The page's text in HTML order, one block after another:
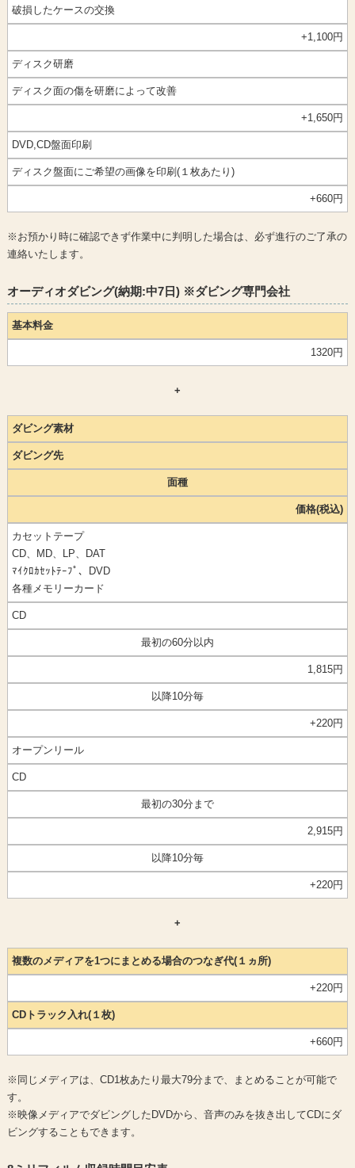
破損したケースの交換
+1,100円
ディスク研磨
ディスク面の傷を研磨によって改善
+1,650円
DVD,CD盤面印刷
ディスク盤面にご希望の画像を印刷(１枚あたり)
+660円
※お預かり時に確認できず作業中に判明した場合は、必ず進行のご了承の
連絡いたします。
オーディオダビング(納期:中7日) ※ダビング専門会社
基本料金
1320円
+
ダビング素材
ダビング先
面種
価格(税込)
カセットテープ
CD、MD、LP、DAT
ﾏｲｸﾛｶｾｯﾄﾃｰﾌﾟ、DVD
各種メモリーカード
CD
最初の60分以内
1,815円
以降10分毎
+220円
オープンリール
CD
最初の30分まで
2,915円
以降10分毎
+220円
+
複数のメディアを1つにまとめる場合のつなぎ代(１ヵ所)
+220円
CDトラック入れ(１枚)
+660円
※同じメディアは、CD1枚あたり最大79分まで、まとめることが可能で
す。
※映像メディアでダビングしたDVDから、音声のみを抜き出してCDにダ
ビングすることもできます。